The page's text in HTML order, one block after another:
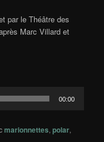
par le Théâtre des
Marc Villard et
00:00
marionnettes,polar,